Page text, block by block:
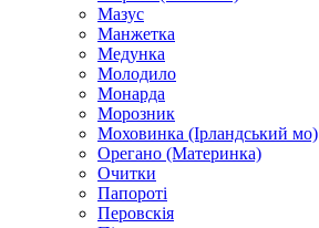
Мазус
Манжетка
Медунка
Молодило
Монарда
Морозник
Моховинка (Ірландський мо)
Орегано (Материнка)
Очитки
Папороті
Перовскія